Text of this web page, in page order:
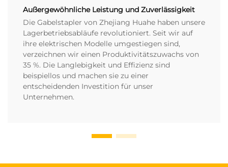
Außergewöhnliche Leistung und Zuverlässigkeit
Die Gabelstapler von Zhejiang Huahe haben unsere
Lagerbetriebsabläufe revolutioniert. Seit wir auf
ihre elektrischen Modelle umgestiegen sind,
verzeichnen wir einen Produktivitätszuwachs von
35 %. Die Langlebigkeit und Effizienz sind
beispiellos und machen sie zu einer
entscheidenden Investition für unser
Unternehmen.